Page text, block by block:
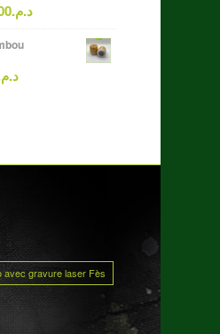
د.م.
avec gravure laser Fès